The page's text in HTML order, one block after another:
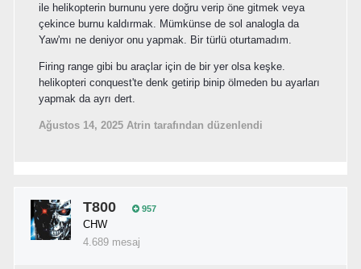
ile helikopterin burnunu yere doğru verip öne gitmek veya
çekince burnu kaldırmak. Mümkünse de sol analogla da
Yaw'mı ne deniyor onu yapmak. Bir türlü oturtamadım.
Firing range gibi bu araçlar için de bir yer olsa keşke.
helikopteri conquest'te denk getirip binip ölmeden bu ayarları
yapmak da ayrı dert.
Ağustos 14, 2025 Atrin tarafından düzenlendi
T800 957
CHW
4.689 mesaj